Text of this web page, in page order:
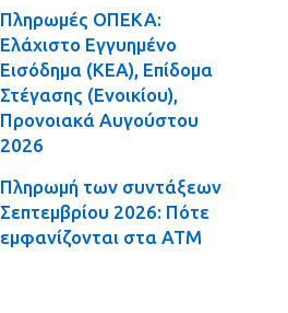
Πληρωμές ΟΠΕΚΑ:
Ελάχιστο Εγγυημένο
Εισόδημα (ΚΕΑ), Επίδομα
Στέγασης (Ενοικίου),
Προνοιακά Αυγούστου
2026
Πληρωμή των συντάξεων
Σεπτεμβρίου 2026: Πότε
εμφανίζονται στα ΑΤΜ